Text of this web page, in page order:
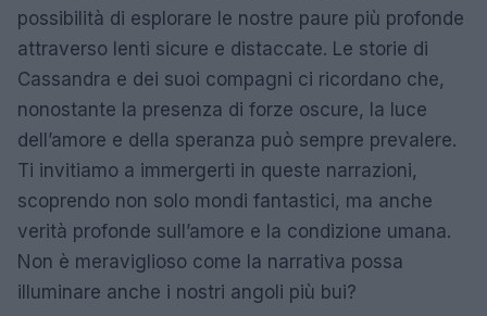
possibilità di esplorare le nostre paure più profonde
attraverso lenti sicure e distaccate. Le storie di
Cassandra e dei suoi compagni ci ricordano che,
nonostante la presenza di forze oscure, la luce
dell’amore e della speranza può sempre prevalere.
Ti invitiamo a immergerti in queste narrazioni,
scoprendo non solo mondi fantastici, ma anche
verità profonde sull’amore e la condizione umana.
Non è meraviglioso come la narrativa possa
illuminare anche i nostri angoli più bui?